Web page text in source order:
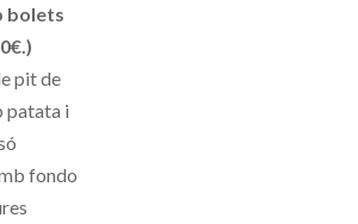
bolets
pit de
patata i
fondo